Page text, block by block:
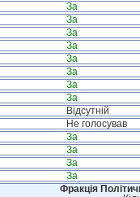
За
За
За
За
За
За
За
За
Відсутній
Не голосував
За
За
За
За
Фракція